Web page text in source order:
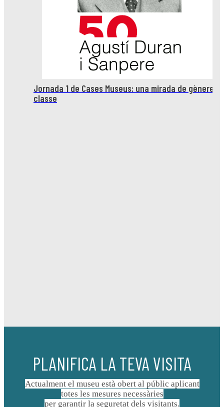
Inauguració recepció del Museu
PLANIFICA LA TEVA VISITA
Actualment el museu està obert al públic aplicant
totes les mesures necessàries
per garantir la seguretat dels visitants.